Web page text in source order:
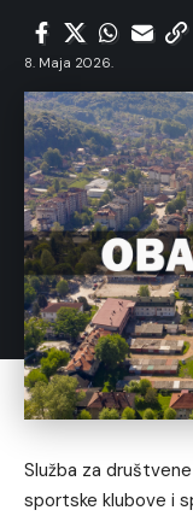
8. Maja 2026.
Služba za
sportske klubove i